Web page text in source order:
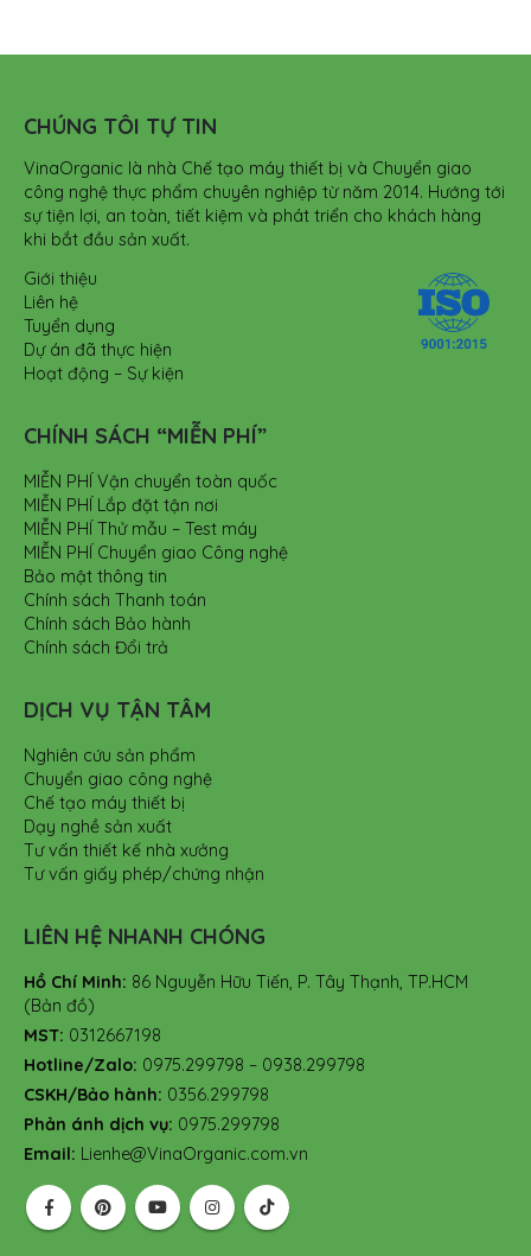
CHÚNG TÔI TỰ TIN
VinaOrganic là nhà Chế tạo máy thiết bị và Chuyển giao
công nghệ thực phẩm chuyên nghiệp từ năm 2014. Hướng tới
sự tiện lợi, an toàn, tiết kiệm và phát triển cho khách hàng
khi bắt đầu sản xuất.
Giới thiệu
Liên hệ
Tuyển dụng
Dự án đã thực hiện
Hoạt động – Sự kiện
CHÍNH SÁCH “MIỄN PHÍ”
MIỄN PHÍ Vận chuyển toàn quốc
MIỄN PHÍ Lắp đặt tận nơi
MIỄN PHÍ Thử mẫu – Test máy
MIỄN PHÍ Chuyển giao Công nghệ
Bảo mật thông tin
Chính sách Thanh toán
Chính sách Bảo hành
Chính sách Đổi trả
DỊCH VỤ TẬN TÂM
Nghiên cứu sản phẩm
Chuyển giao công nghệ
Chế tạo máy thiết bị
Dạy nghề sản xuất
Tư vấn thiết kế nhà xưởng
Tư vấn giấy phép/chứng nhận
LIÊN HỆ NHANH CHÓNG
Hồ Chí Minh: 86 Nguyễn Hữu Tiến, P. Tây Thạnh, TP.HCM
(Bản đồ)
MST: 0312667198
Hotline/Zalo: 0975.299798 – 0938.299798
CSKH/Bảo hành: 0356.299798
Phản ánh dịch vụ: 0975.299798
Email: Lienhe@VinaOrganic.com.vn